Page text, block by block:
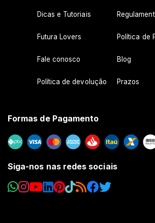
Dicas e Tutoriais
Futura Lovers Política de
Fale conosco Blog
Política de devolução Prazos
Formas de Pagamento
Siga-nos nas redes sociais